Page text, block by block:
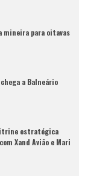
mineira para oitavas
a Balneário
estratégica
Xand Avião e Mari